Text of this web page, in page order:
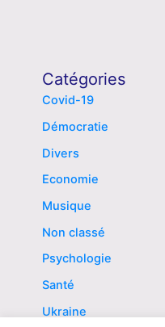
Catégories
Covid-19
Démocratie
Divers
Economie
Musique
Non classé
Psychologie
Santé
Ukraine